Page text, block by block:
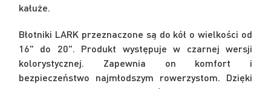
kałuże.
Błotniki LARK przeznaczone są do kół o wielkości od
16" do 20". Produkt występuje w czarnej wersji
kolorystycznej. Zapewnia on komfort i
bezpieczeństwo najmłodszym rowerzystom. Dzięki